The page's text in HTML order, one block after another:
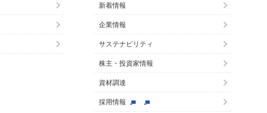
新着情報
企業情報
サステナビリティ
株主・投資家情報
資材調達
採用情報